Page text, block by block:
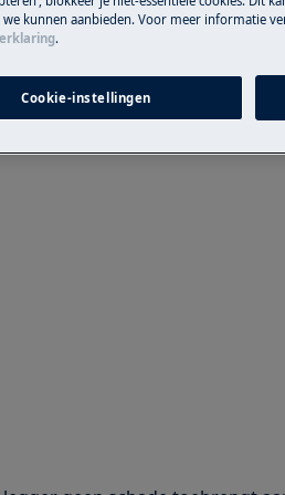
reparatie gevolgen kan
kunnen aanbieden. Voor meer informatie
.
Cookie-instellingen